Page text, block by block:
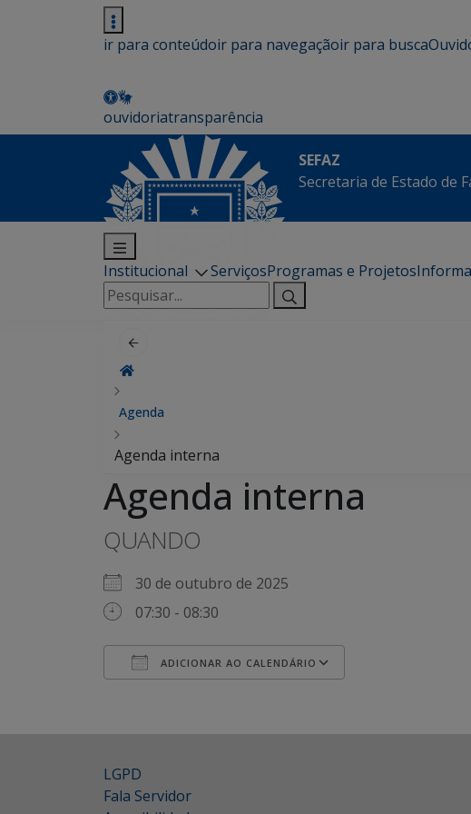
ir para conteúdoir para navegaçãoir para busca
ouvidoriatransparência
SEFAZ
Secretaria de Estado de
Institucional ServiçosProgramas e Projetos
Pesquisar
por:
Agenda
Agenda interna
Agenda interna
QUANDO
30 de outubro de 2025
07:30 - 08:30
ADICIONAR AO CALENDÁRIO
LGPD
Fala Servidor